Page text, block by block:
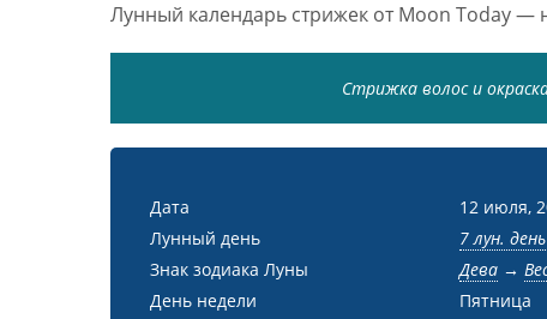
Лунный календарь стрижек от Moon Today
Стрижка волос и
Дата
12 июля,
Лунный день
7 лун. день
Знак зодиака Луны
Дева→
День недели
Пятница